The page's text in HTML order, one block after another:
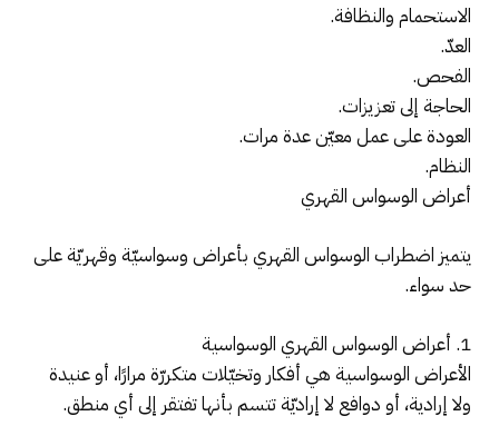
الاستحمام والنظافة.
العدّ.
الفحص.
الحاجة إلى تعزيزات.
العودة على عمل معيّن عدة مرات.
النظام.
أعراض الوسواس القهري
يتميز اضطراب الوسواس القهري بأعراض وسواسيّة وقهريّة على
حد سواء.
1. أعراض الوسواس القهري الوسواسية
الأعراض الوسواسية هي أفكار وتخيّلات متكررّة مرارًا، أو عنيدة
ولا إرادية، أو دوافع لا إراديّة تتسم بأنها تفتقر إلى أي منطق.